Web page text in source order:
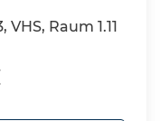
Raum 1.11